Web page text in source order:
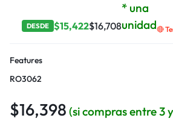
DESDE $15,422$16,708
* una
unidad🔴
Features
RO3062
$16,398 (si compras entre 3